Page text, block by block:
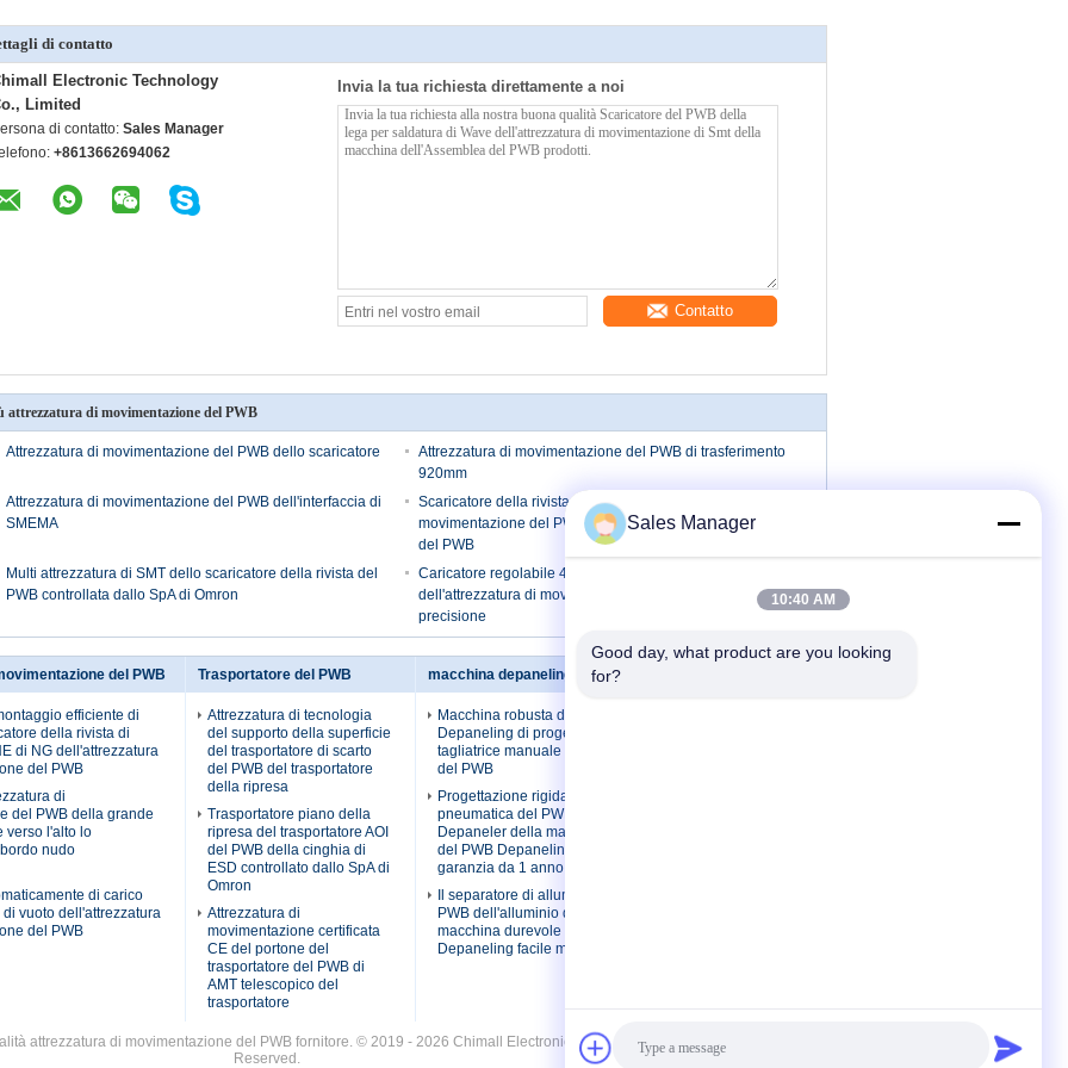
di contatto
Electronic Technology
Limited
di contatto: Sales Manager
+8613662694062
Invia la tua richiesta direttamente a noi
Contatto
attrezzatura di movimentazione del PWB
Attrezzatura di movimentazione del PWB dello scaricatore
Attrezzatura di movimentazione del PWB di trasferimento
920mm
Attrezzatura di movimentazione del PWB dell'interfaccia di
SMEMA
Scaricatore della rivista dell'attrezzatura di
movimentazione del PWB di SMT multi per l'Assemblea
del PWB
Multi attrezzatura di SMT dello scaricatore della rivista del
PWB controllata dallo SpA di Omron
Caricatore regolabile 460C del PWB di SMT
dell'attrezzatura di movimentazione del PWB di alta
precisione
del PWB
efficiente di
della rivista di
di NG dell'attrezzatura
del PWB
di
del PWB della grande
verso l'alto lo
nudo
di carico
vuoto dell'attrezzatura
del PWB
Trasportatore del PWB
Attrezzatura di tecnologia
del supporto della superficie
del trasportatore di scarto
del PWB del trasportatore
della ripresa
Trasportatore piano della
ripresa del trasportatore AOI
del PWB della cinghia di
ESD controllato dallo SpA di
Omron
Attrezzatura di
movimentazione certificata
CE del portone del
trasportatore del PWB di
AMT telescopico del
trasportatore
macchina depaneling del PWB
Macchina robusta del PWB
Depaneling di progettazione,
tagliatrice manuale del cavo
del PWB
Progettazione rigida
pneumatica del PWB
Depaneler della macchina
del PWB Depaneling una
garanzia da 1 anno
Il separatore di alluminio del
PWB dell'alluminio della
macchina durevole del PWB
Depaneling facile mantiene
attrezzatura di movimentazione del PWB fornitore. © 2019 - 2026 Chimall Electronic Technology Co., Limited. All Rights
Reserved.
Sales Manager
10:40 AM
Good day, what product are you looking
for?